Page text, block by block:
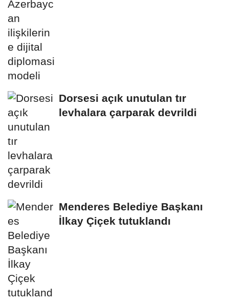
Dorsesi açık unutulan tır
levhalara çarparak devrildi
Menderes Belediye Başkanı
İlkay Çiçek tutuklandı